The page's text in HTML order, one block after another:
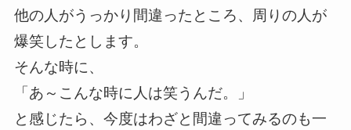
他の人がうっかり間違ったところ、周りの人が
爆笑したとします。
そんな時に、
「あ～こんな時に人は笑うんだ。」
と感じたら、今度はわざと間違ってみるのも一